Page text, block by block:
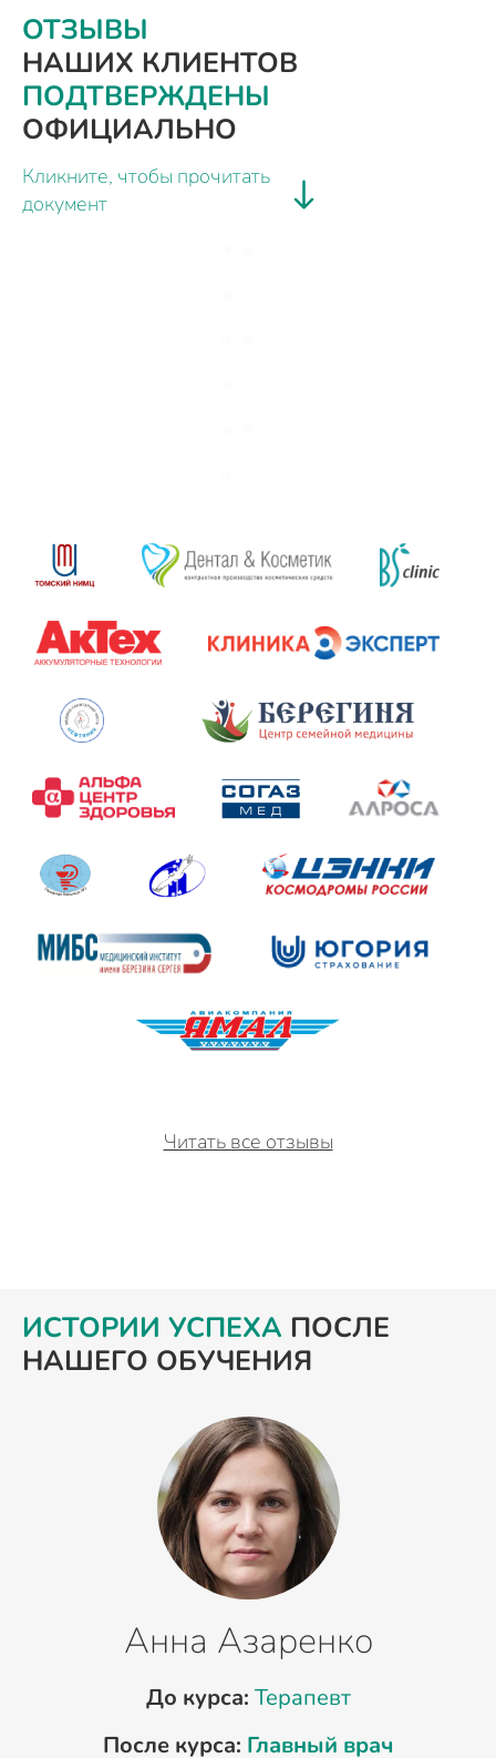
ОТЗЫВЫ
НАШИХ КЛИЕНТОВ
ПОДТВЕРЖДЕНЫ
ОФИЦИАЛЬНО
Кликните, чтобы прочитать
документ
Читать все отзывы
ИСТОРИИ УСПЕХА ПОСЛЕ
НАШЕГО ОБУЧЕНИЯ
Анна Азаренко
До курса: Терапевт
После курса: Главный врач